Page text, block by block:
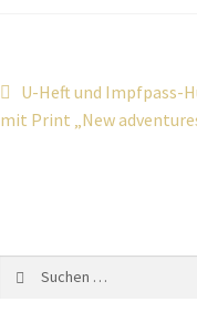
U-Heft und Impfpass-
mit Print „New